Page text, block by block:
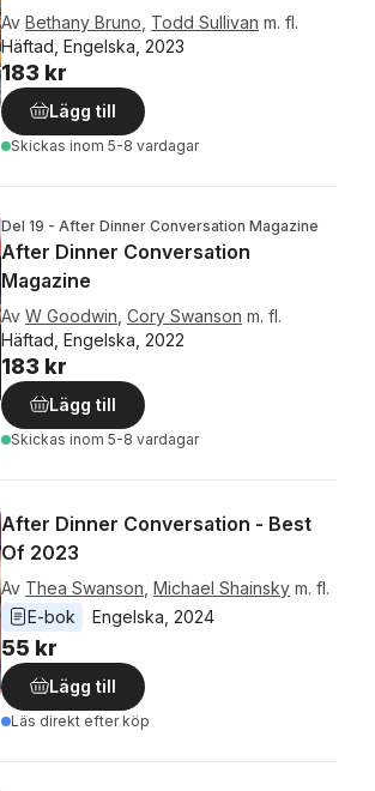
Av Bethany Bruno Todd Sullivan m. fl.
Häftad, Engelska, 2023
183 kr
Lägg till
Skickas inom 5-8 vardagar
Del 19 - After Dinner Conversation Magazine
After Dinner Conversation
Magazine
Av W Goodwin Cory Swanson m. fl.
Häftad, Engelska, 2022
183 kr
Lägg till
Skickas inom 5-8 vardagar
After Dinner Conversation - Best
Of 2023
Av Thea Swanson Michael Shainsky m. fl.
E-bok
Engelska 2024
55 kr
Lägg till
Läs direkt efter köp